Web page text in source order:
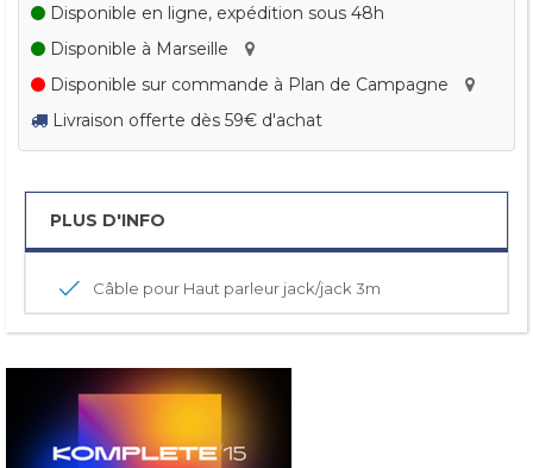
Disponible en ligne, expédition sous 48h
Disponible à Marseille
Disponible sur commande à Plan de Campagne
Livraison offerte dès 59€ d'achat
PLUS D'INFO
Câble pour Haut parleur jack/jack 3m